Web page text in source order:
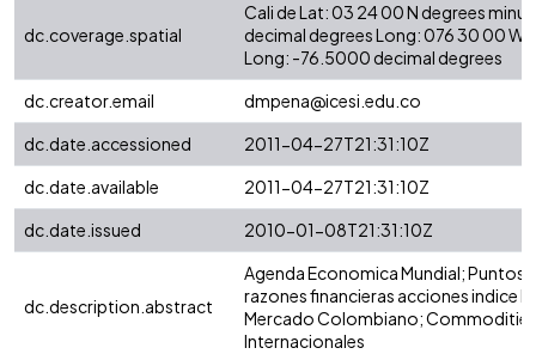
dc.coverage.spatial
Cali de Lat: 03 24 00 N degrees
decimal degrees Long: 076 30 00 W
Long: -76.5000 decimal degrees
dc.creator.email
dmpena@icesi.edu.co
dc.date.accessioned
2011-04-27T21:31:10Z
dc.date.available
2011-04-27T21:31:10Z
dc.date.issued
2010-01-08T21:31:10Z
dc.description.abstract
Agenda Economica Mundial; Puntos
razones financieras acciones indice
Mercado Colombiano;
Internacionales